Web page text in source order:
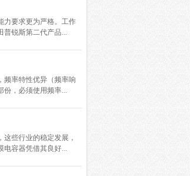
力要求更为严格。工作
普锐斯第二代产品...
频率特性优异（频率响
份，必须使用频率...
些行业的稳定发展，
电容器凭借其良好...